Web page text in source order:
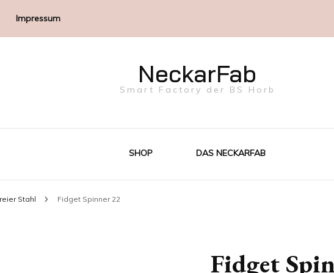
Impressum
NeckarFab
Smart Factory der BS Horb
SHOP DAS NECKARFAB
Stahl Fidget Spinner 22
Fidget